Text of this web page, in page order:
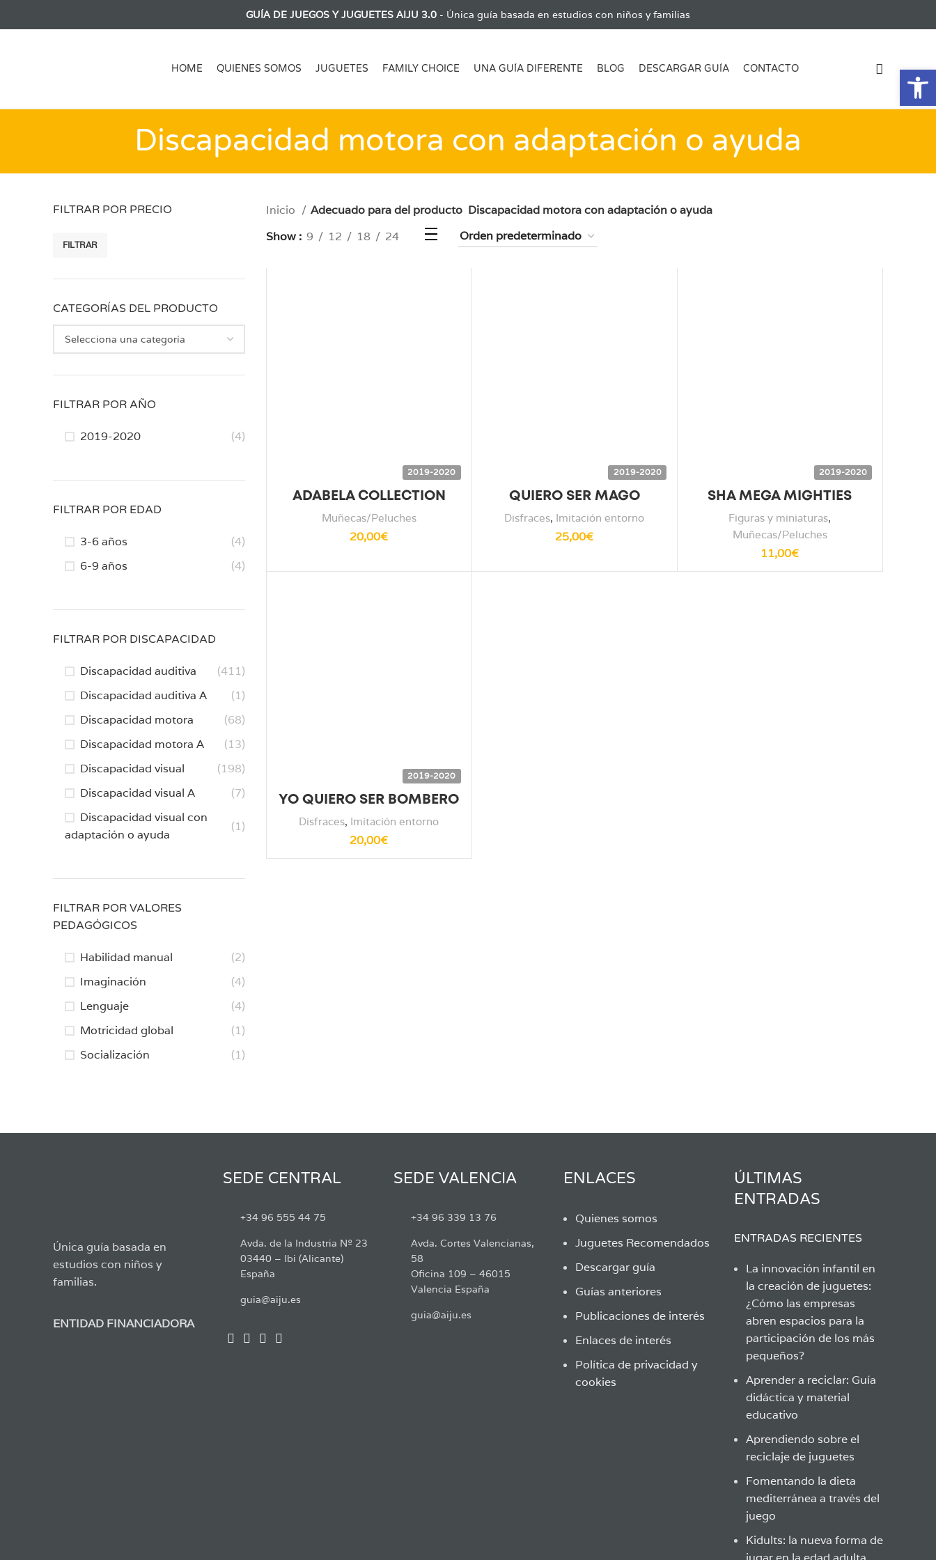
GUÍA DE JUEGOS Y JUGUETES AIJU 3.0 - Única guía basada en estudios con niños y familias
HOME QUIENES SOMOS JUGUETES FAMILY CHOICE UNA GUÍA DIFERENTE BLOG DESCARGAR GUÍA CONTACTO
Discapacidad motora con adaptación o ayuda
FILTRAR POR PRECIO
FILTRAR
CATEGORÍAS DEL PRODUCTO
FILTRAR POR AÑO
2019-2020 (4)
FILTRAR POR EDAD
3-6 años
(4)
6-9 años
(4)
FILTRAR POR DISCAPACIDAD
Discapacidad auditiva
(411)
Discapacidad auditiva A
(1)
Discapacidad motora
(68)
Discapacidad motora A
(13)
Discapacidad visual
(198)
Discapacidad visual A
(7)
Discapacidad visual con
adaptación o ayuda
(1)
FILTRAR POR VALORES
PEDAGÓGICOS
Habilidad manual
(2)
Imaginación
(4)
Lenguaje
(4)
Motricidad global
(1)
Socialización
(1)
Inicio Adecuado para del producto Discapacidad motora con adaptación o ayuda
Show
9 12 18 24
2019-2020
ADABELA COLLECTION
Muñecas/Peluches
20,00€
2019-2020
QUIERO SER MAGO
Disfraces, Imitación entorno
25,00€
2019-2020
SHA MEGA MIGHTIES
Figuras y miniaturas,
Muñecas/Peluches
11,00€
2019-2020
YO QUIERO SER BOMBERO
Disfraces, Imitación entorno
20,00€
Única guía basada en
estudios con niños y
familias.
ENTIDAD FINANCIADORA
SEDE CENTRAL
+34 96 555 44 75
Avda. de la Industria Nº 23
03440 – Ibi (Alicante)
España
guia@aiju.es
SEDE VALENCIA
+34 96 339 13 76
Avda. Cortes Valencianas,
58
Oficina 109 – 46015
Valencia España
guia@aiju.es
ENLACES
Quienes somos
Juguetes Recomendados
Descargar guía
Guías anteriores
Publicaciones de interés
Enlaces de interés
Política de privacidad y
cookies
ÚLTIMAS
ENTRADAS
ENTRADAS RECIENTES
La innovación infantil en
la creación de juguetes:
¿Cómo las empresas
abren espacios para la
participación de los más
pequeños?
Aprender a reciclar: Guía
didáctica y material
educativo
Aprendiendo sobre el
reciclaje de juguetes
Fomentando la dieta
mediterránea a través del
juego
Kidults: la nueva forma de